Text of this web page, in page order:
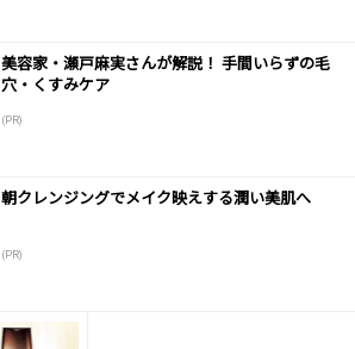
美容家・瀬戸麻実さんが解説！ 手間いらずの毛
穴・くすみケア
(PR)
朝クレンジングでメイク映えする潤い美肌へ
(PR)